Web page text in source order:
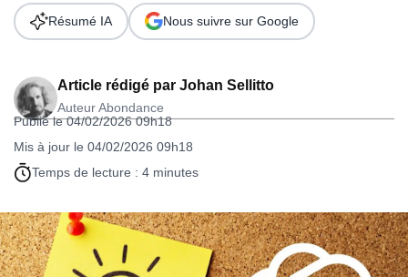
Article rédigé par Johan Sellitto
Auteur Abondance
Publié le 04/02/2026 09h18
Mis à jour le 04/02/2026 09h18
Temps de lecture : 4 minutes
Résumé IA Nous suivre sur Google